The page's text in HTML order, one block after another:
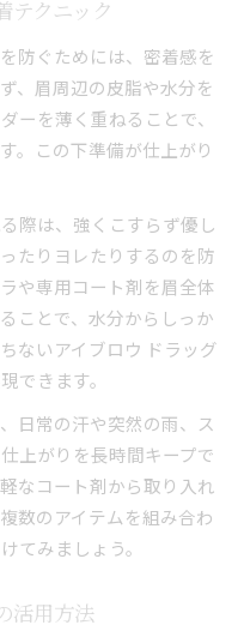
テクニック
防ぐためには、密着感を
、眉周辺の皮脂や水分を
ーを薄く重ねることで、
。この下準備が仕上がり
際は、強くこすらず優し
たりヨレたりするのを防
や専用コート剤を眉全体
ことで、水分からしっか
ないアイブロウ ドラッグ
できます。
日常の汗や突然の雨、ス
上がりを長時間キープで
なコート剤から取り入れ
数のアイテムを組み合わ
てみましょう。
活用方法